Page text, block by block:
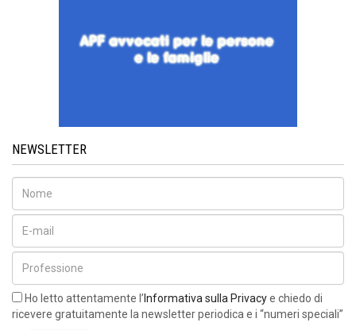
NEWSLETTER
Ho letto attentamente l’ Informativa sulla Privacye chiedo di
ricevere gratuitamente la newsletter periodica e i “numeri speciali”